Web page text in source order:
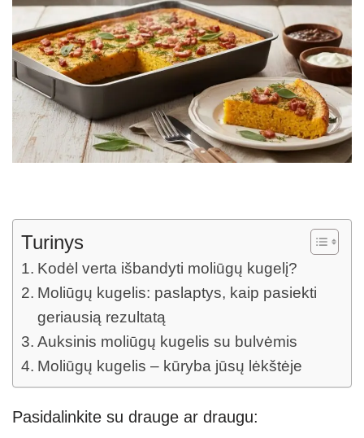
Turinys
Kodėl verta išbandyti moliūgų kugelį?
Moliūgų kugelis: paslaptys, kaip pasiekti
geriausią rezultatą
Auksinis moliūgų kugelis su bulvėmis
Moliūgų kugelis – kūryba jūsų lėkštėje
Pasidalinkite su drauge ar draugu: